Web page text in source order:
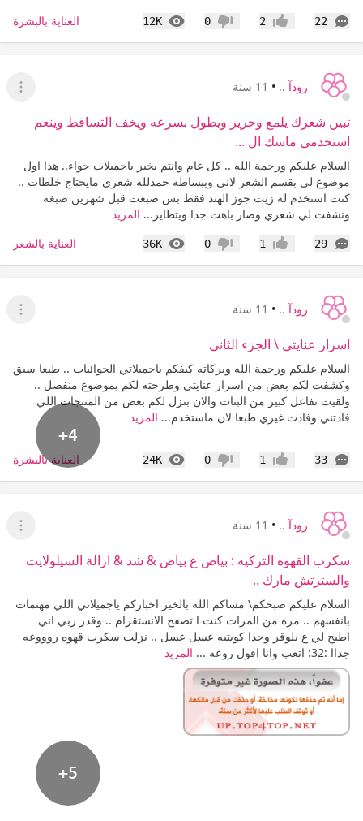
22
التعليقات إعجاب2 عدم إعجاب
0
12K
المشاهدات العناية بالبشرة
رودآ .. • 11 سنة
عرض
تبين شعرك يلمع وحرير ويطول بسرعه ويخف التساقط وينعم
استخدمي ماسك ال ...
السلام عليكم ورحمة الله .. كل عام وانتم بخير ياجميلات حواء.. هذا اول
موضوع لي بقسم الشعر لاني وببساطه حمدلله شعري مايحتاج خلطات ..
كنت استخدم له زيت جوز الهند فقط بس صبغت قبل شهرين صبغه
ونشفت لي شعري وصار باهت جدا ويتطاير... المزيد
29
التعليقات إعجاب1 عدم إعجاب
0
36K
المشاهدات العناية بالشعر
رودآ .. • 11 سنة
عرض
اسرار عنايتي \ الجزء الثاني
السلام عليكم ورحمة الله وبركاته كيفكم ياجميلاتي الحوائيات .. طبعا سبق
وكشفت لكم بعض من اسرار عنايتي وطرحته لكم بموضوع منفصل ..
ولقيت تفاعل كبير من البنات والان بنزل لكم بعض من المنتجات اللي
فادتني وفادت غيري طبعا لان ماستخدم... المزيد
العناية بالبشرة